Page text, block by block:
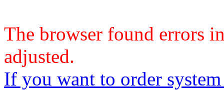
The browser found errors
adjusted.
If you want to order